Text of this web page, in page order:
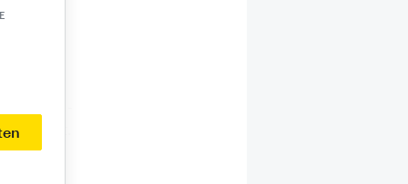
2,1
Billig-
die
1,96